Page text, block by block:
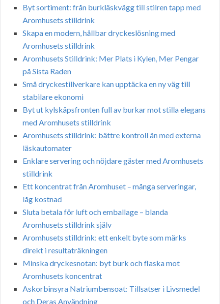
Byt sortiment: från burkläskvägg till stilren tapp med
Aromhusets stilldrink
Skapa en modern, hållbar dryckeslösning med
Aromhusets stilldrink
Aromhusets Stilldrink: Mer Plats i Kylen, Mer Pengar
på Sista Raden
Små dryckestillverkare kan upptäcka en ny väg till
stabilare ekonomi
Byt ut kylskåpsfronten full av burkar mot stilla elegans
med Aromhusets stilldrink
Aromhusets stilldrink: bättre kontroll än med externa
läskautomater
Enklare servering och nöjdare gäster med Aromhusets
stilldrink
Ett koncentrat från Aromhuset – många serveringar,
låg kostnad
Sluta betala för luft och emballage – blanda
Aromhusets stilldrink själv
Aromhusets stilldrink: ett enkelt byte som märks
direkt i resultaträkningen
Minska dryckesnotan: byt burk och flaska mot
Aromhusets koncentrat
Askorbinsyra Natriumbensoat: Tillsatser i Livsmedel
och Deras Användning